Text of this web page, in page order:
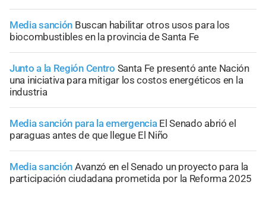
Media sanción Buscan habilitar otros usos para los
biocombustibles en la provincia de Santa Fe
Junto a la Región Centro Santa Fe presentó ante Nación
una iniciativa para mitigar los costos energéticos en la
industria
Media sanción para la emergencia El Senado abrió el
paraguas antes de que llegue El Niño
Media sanción Avanzó en el Senado un proyecto para la
participación ciudadana prometida por la Reforma 2025